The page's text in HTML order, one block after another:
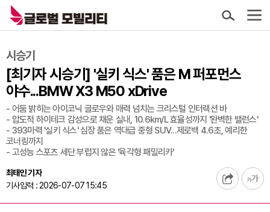
시승기
[최기자 시승기] '실키 식스' 품은 M 퍼포먼스
야수...BMW X3 M50 xDrive
- 어둠 밝히는 아이코닉 글로우와 매력 넘치는 크리스털 인터랙션 바
- 압도적 하이테크 감성으로 채운 실내, 10.6km/L 효율성까지 '완벽한 밸런스'
- 393마력 '실키 식스' 심장 품은 역대급 중형 SUV...제로백 4.6초, 예리한
코너링까지
- 고성능 스포츠 세단 부럽지 않은 '육각형 패밀리카'
최태인 기자
기사입력 : 2026-07-07 15:45